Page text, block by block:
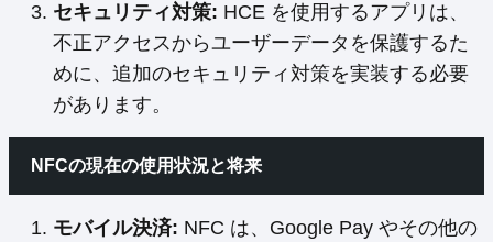
セキュリティ対策: HCE を使用するアプリは、
不正アクセスからユーザーデータを保護するた
めに、追加のセキュリティ対策を実装する必要
があります。
NFCの現在の使用状況と将来
モバイル決済: NFC は、Google Pay やその他の